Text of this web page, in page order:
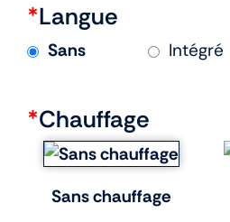
*Langue
Sans Intégré
*Chauffage
Sans chauffage